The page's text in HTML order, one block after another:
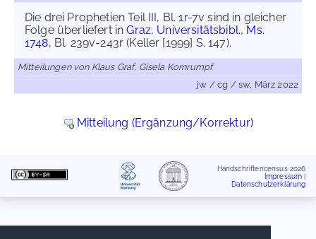
Die drei Prophetien Teil III, Bl. 1r-7v sind in gleicher
Folge überliefert inGraz, Universitätsbibl., Ms.
1748, Bl. 239v-243r (Keller [1999] S. 147).
Mitteilungen von Klaus Graf, Gisela Kornrumpf
jw / cg / sw, März 2022
Mitteilung (Ergänzung/Korrektur)
Handschriftencensus 2026
Impressum
Datenschutzerklärung